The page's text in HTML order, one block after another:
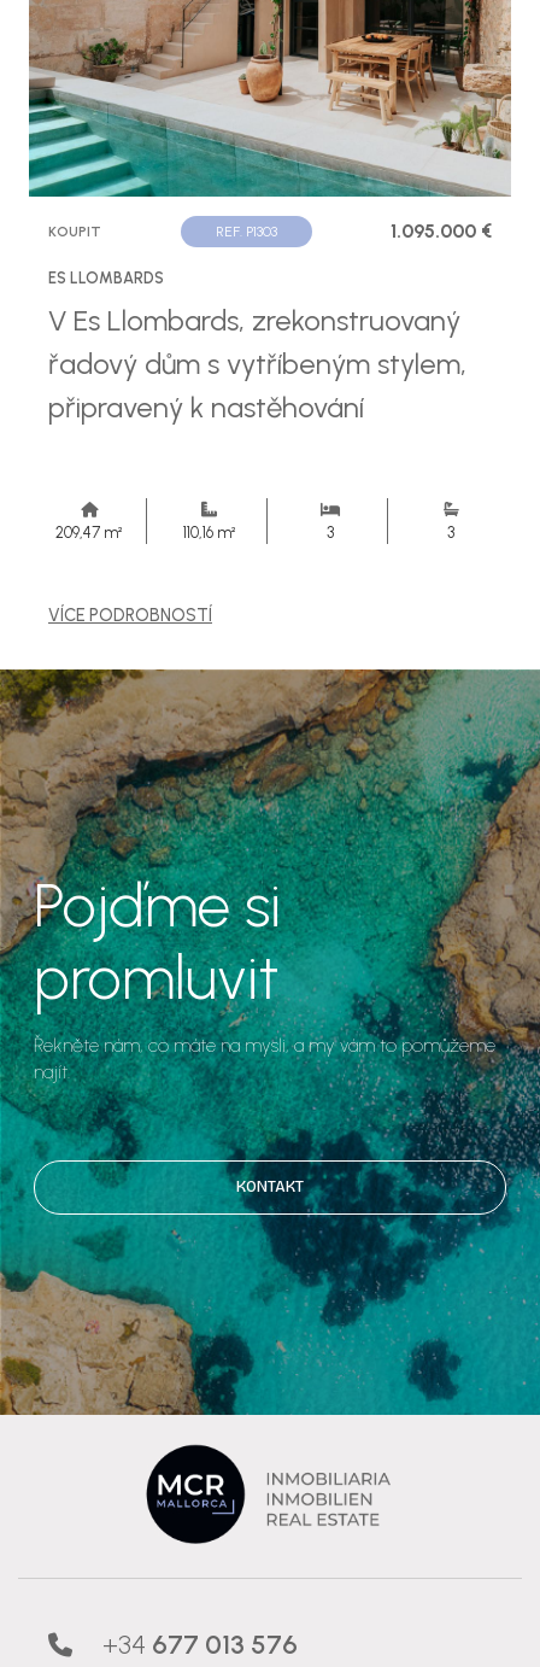
KOUPIT REF. P1303 1.095.000 €
ES LLOMBARDS
V Es Llombards, zrekonstruovaný
řadový dům s vytříbeným stylem,
připravený k nastěhování
209,47 m² 110,16 m² 3 3
VÍCE PODROBNOSTÍ
Pojďme si
promluvit
Řekněte nám, co máte na mysli, a my vám to pomůžeme
najít.
KONTAKT
+34 677 013 576